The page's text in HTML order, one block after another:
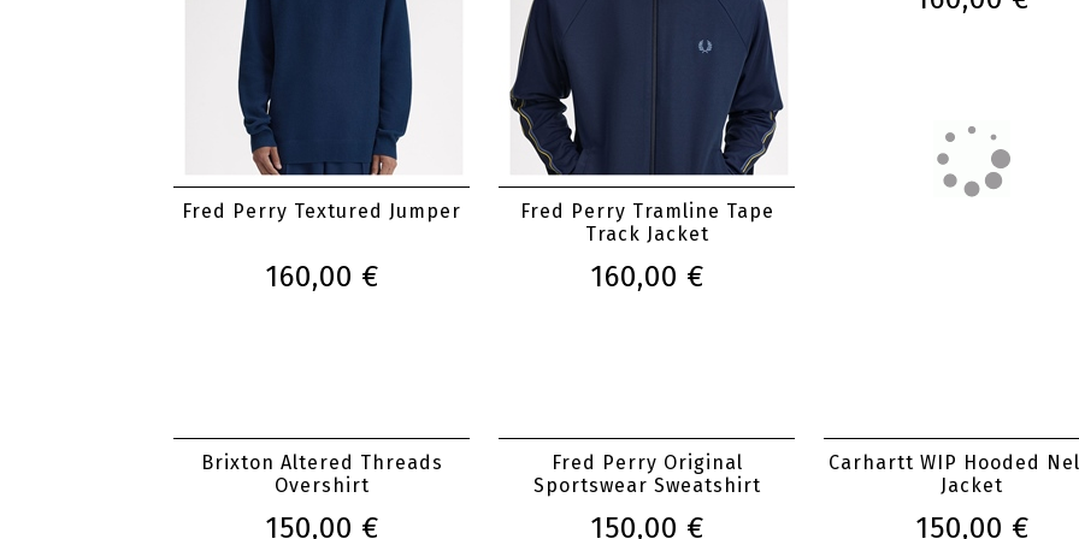
Fred Perry Textured Jumper
160,00 €
Fred Perry Tramline Tape
Track Jacket
160,00 €